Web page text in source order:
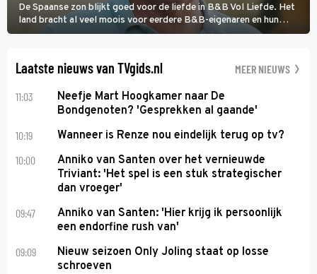
De Spaanse zon blijkt goed voor de liefde in B&B Vol Liefde. Het
land bracht al veel moois voor eerdere B&B-eigenaren en hun
partners. Ook Paul runt zijn gastenverblijf in Spanje. De 62-jarige
Laatste nieuws van TVgids.nl MEER NIEUWS
11:03
Neefje Mart Hoogkamer naar De
Bondgenoten? 'Gesprekken al gaande'
10:19 Wanneer is Renze nou eindelijk terug op tv?
10:00
Anniko van Santen over het vernieuwde
Triviant: 'Het spel is een stuk strategischer
dan vroeger'
09:47
Anniko van Santen: 'Hier krijg ik persoonlijk
een endorfine rush van'
09:09
Nieuw seizoen Only Joling staat op losse
schroeven